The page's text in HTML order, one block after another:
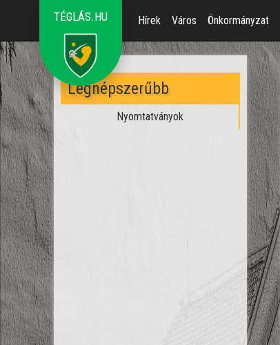
TÉGLÁS.HU Hírek Város Önkormányzat
Legnépszerűbb
Nyomtatványok